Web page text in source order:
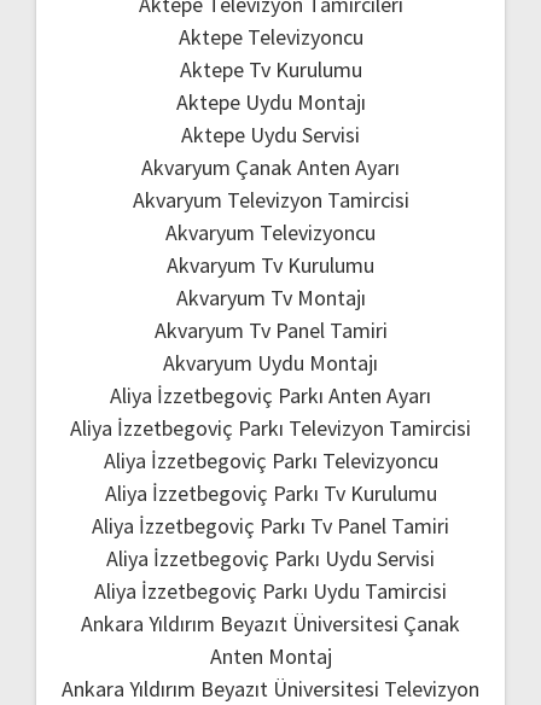
Aktepe Televizyoncu
Aktepe Tv Kurulumu
Aktepe Uydu Montajı
Aktepe Uydu Servisi
Akvaryum Çanak Anten Ayarı
Akvaryum Televizyon Tamircisi
Akvaryum Televizyoncu
Akvaryum Tv Kurulumu
Akvaryum Tv Montajı
Akvaryum Tv Panel Tamiri
Akvaryum Uydu Montajı
Aliya İzzetbegoviç Parkı Anten Ayarı
Aliya İzzetbegoviç Parkı Televizyon Tamircisi
Aliya İzzetbegoviç Parkı Televizyoncu
Aliya İzzetbegoviç Parkı Tv Kurulumu
Aliya İzzetbegoviç Parkı Tv Panel Tamiri
Aliya İzzetbegoviç Parkı Uydu Servisi
Aliya İzzetbegoviç Parkı Uydu Tamircisi
Ankara Yıldırım Beyazıt Üniversitesi Çanak
Anten Montaj
Ankara Yıldırım Beyazıt Üniversitesi Televizyon